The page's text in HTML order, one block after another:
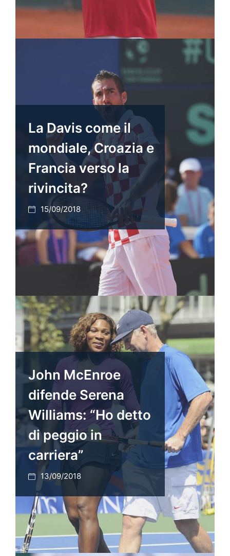
La Davis come il
mondiale, Croazia e
Francia verso la
rivincita?
15/09/2018
John McEnroe
difende Serena
Williams: “Ho detto
di peggio in
carriera”
13/09/2018